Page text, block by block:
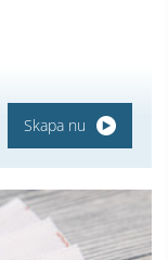
Skapa nu